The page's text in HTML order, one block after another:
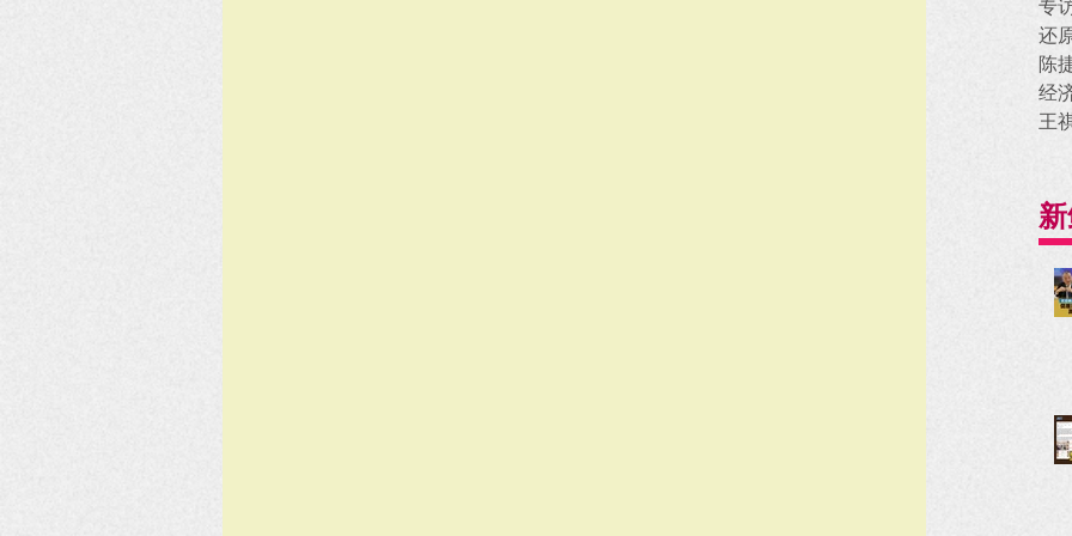
专
还
陈
经
王